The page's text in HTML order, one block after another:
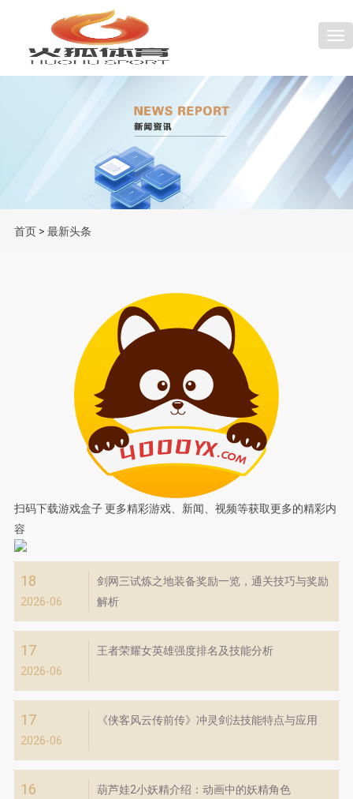
首页> 最新头条
扫码下载游戏盒子更多精彩游戏、新闻、视频等获取更多的精彩内
容
18
2026-06
剑网三试炼之地装备奖励一览，通关技巧与奖励
解析
17
2026-06
王者荣耀女英雄强度排名及技能分析
17
2026-06
《侠客风云传前传》冲灵剑法技能特点与应用
16 葫芦娃2小妖精介绍：动画中的妖精角色